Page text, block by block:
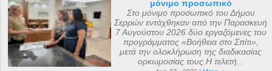
μόνιμο προσωπικό
Στο μόνιμο προσωπικό του Δήμου
Σερρών εντάχθηκαν από την Παρασκευή
7 Αυγούστου 2026 δύο εργαζόμενες του
προγράμματος «Βοήθεια στο Σπίτι»,
μετά την ολοκλήρωση της διαδικασίας
ορκωμοσίας τους.Η τελετή...